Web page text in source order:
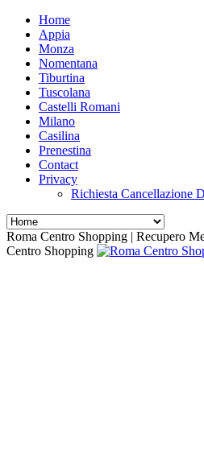
Home
Appia
Monza
Nomentana
Tiburtina
Tuscolana
Castelli Romani
Milano
Casilina
Prenestina
Contact
Privacy
Richiesta Cancellazione
Roma Centro Shopping | Recupero
Centro Shopping